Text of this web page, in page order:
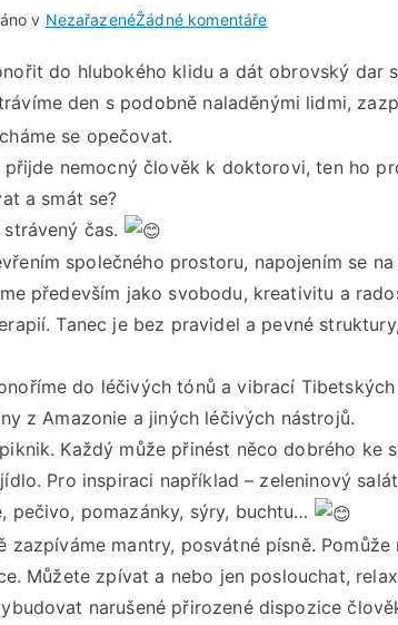
v NezařazenéŽádné komentářeu
8.
prosince
11:30
Cesta
k
sobě
Den
péče
s
Katkou
Gasmanovou
do hlubokého klidu a dát obrovský dar
den s podobně naladěnými lidmi,
se opečovat.
nemocný člověk k doktorovi, ten ho
a smát se?
čas.
společného prostoru, napojením se na
především jako svobodu, kreativitu a
Tanec je bez pravidel a pevné
do léčivých tónů a vibrací Tibetských
z Amazonie a jiných léčivých nástrojů.
Každý může přinést něco dobrého ke
Pro inspiraci například – zeleninový
pečivo, pomazánky, sýry, buchtu…
zazpíváme mantry, posvátné písně.
Můžete zpívat a nebo jen poslouchat,
narušené přirozené dispozice